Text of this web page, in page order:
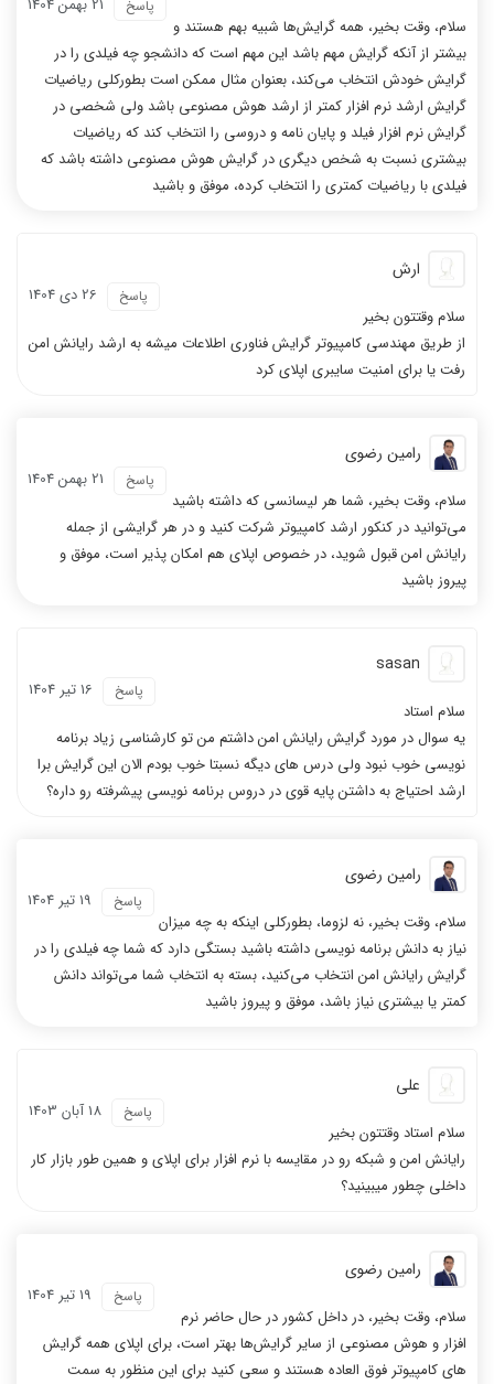
21 بهمن 1404 پاسخ
سلام، وقت بخیر، همه گرایش‌ها شبیه بهم هستند و
بیشتر از آنکه گرایش مهم باشد این مهم است که دانشجو چه فیلدی را در
گرایش خودش انتخاب می‌کند، بعنوان مثال ممکن است بطورکلی ریاضیات
گرایش ارشد نرم افزار کمتر از ارشد هوش مصنوعی باشد ولی شخصی در
گرایش نرم افزار فیلد و پایان نامه و دروسی را انتخاب کند که ریاضیات
بیشتری نسبت به شخص دیگری در گرایش هوش مصنوعی داشته باشد که
فیلدی با ریاضیات کمتری را انتخاب کرده، موفق و باشید
ارش
26 دی 1404 پاسخ
سلام وقتتون بخير
از طريق مهندسي كامپيوتر گرايش فناوري اطلاعات ميشه به ارشد رايانش امن
رفت يا براي امنيت سايبري اپلاي كرد
رامین رضوی
21 بهمن 1404 پاسخ
سلام، وقت بخیر، شما هر لیسانسی که داشته باشید
می‌توانید در کنکور ارشد کامپیوتر شرکت کنید و در هر گرایشی از جمله
رایانش امن قبول شوید، در خصوص اپلای هم امکان پذیر است، موفق و
پیروز باشید
sasan
16 تیر 1404 پاسخ
سلام استاد
یه سوال در مورد گرایش رایانش امن داشتم من تو کارشناسی زیاد برنامه
نویسی خوب نبود ولی درس های دیگه نسبتا خوب بودم الان این گرایش برا
ارشد احتیاج به داشتن پایه قوی در دروس برنامه نویسی پیشرفته رو داره؟
رامین رضوی
19 تیر 1404 پاسخ
سلام، وقت بخیر، نه لزوما، بطورکلی اینکه به چه میزان
نیاز به دانش برنامه نویسی داشته باشید بستگی دارد که شما چه فیلدی را در
گرایش رایانش امن انتخاب می‌کنید، بسته به انتخاب شما می‌تواند دانش
کمتر یا بیشتری نیاز باشد، موفق و پیروز باشید
علی
18 آبان 1403 پاسخ
سلام استاد وقتتون بخیر
رایانش امن و شبکه رو در مقایسه با نرم افزار برای اپلای و همین طور بازار کار
داخلی چطور میبینید؟
رامین رضوی
19 تیر 1404 پاسخ
سلام، وقت بخیر، در داخل کشور در حال حاضر نرم
افزار و هوش مصنوعی از سایر گرایش‌ها بهتر است، برای اپلای همه گرایش‌
های کامپیوتر فوق العاده هستند و سعی کنید برای این منظور به سمت